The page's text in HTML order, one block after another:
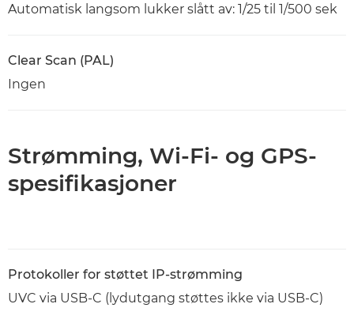
Automatisk langsom lukker slått av: 1/25 til 1/500 sek
Clear Scan (PAL)
Ingen
Strømming, Wi-Fi- og GPS-
spesifikasjoner
Protokoller for støttet IP-strømming
UVC via USB-C (lydutgang støttes ikke via USB-C)